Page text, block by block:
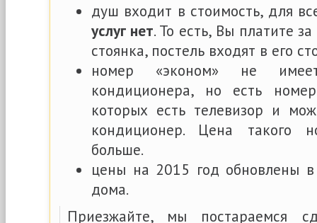
душ входит в стоимость, для
услуг нет. То есть, Вы платите
стоянка, постель входят в его
номер «эконом» не
кондиционера, но есть
которых есть телевизор и
кондиционер. Цена такого
больше.
цены на 2015 год обновлены в
дома.
Приезжайте, мы постараемся